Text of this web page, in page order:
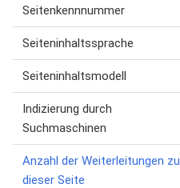
Seitenkennnummer
Seiteninhaltssprache
Seiteninhaltsmodell
Indizierung durch
Suchmaschinen
Anzahl der Weiterleitungen zu
dieser Seite